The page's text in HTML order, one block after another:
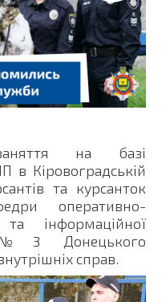
заняття на базі
в Кіровоградській
та курсанток
оперативно-
та інформаційної
№3 Донецького
справ.